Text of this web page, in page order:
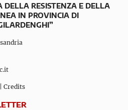
DELLA RESISTENZA E DELLA
IN PROVINCIA DI
Credits